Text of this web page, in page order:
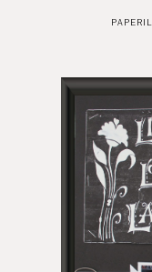
Paperilla